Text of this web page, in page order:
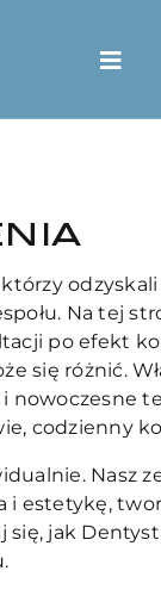
Na tej
po efekt
się różnić.
nowoczesne
codzienny
Nasz
estetykę,
się, jak